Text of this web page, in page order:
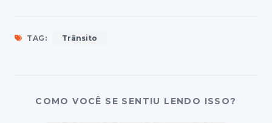
TAG: Trânsito
COMO VOCÊ SE SENTIU LENDO ISSO?